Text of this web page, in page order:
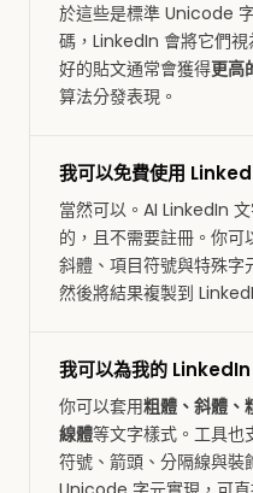
於這些是標準 Unicode
碼，LinkedIn 會將它們
好的貼文通常會獲得更高
算法分發表現。
我可以免費使用
當然可以。AI LinkedIn
的，且不需要註冊。你可
斜體、項目符號與特殊字
然後將結果複製到
我可以為我的 LinkedIn
你可以套用粗體、斜體、
線體等文字樣式。工具也
符號、箭頭、分隔線與裝